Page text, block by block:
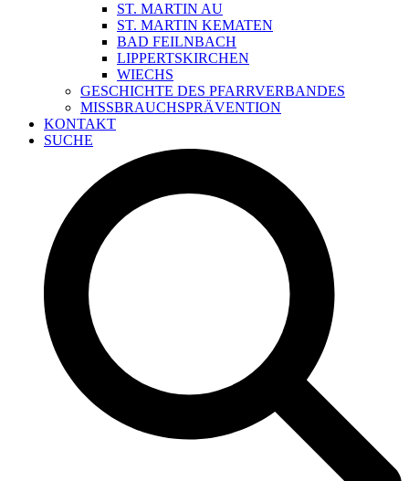
ST. MARTIN AU
ST. MARTIN KEMATEN
BAD FEILNBACH
LIPPERTSKIRCHEN
WIECHS
GESCHICHTE DES PFARRVERBANDES
MISSBRAUCHSPRÄVENTION
KONTAKT
SUCHE